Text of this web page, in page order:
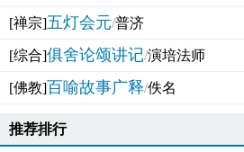
[禅宗]五灯会元/普济
[综合]俱舍论颂讲记/演培法师
[佛教]百喻故事广释/佚名
推荐排行